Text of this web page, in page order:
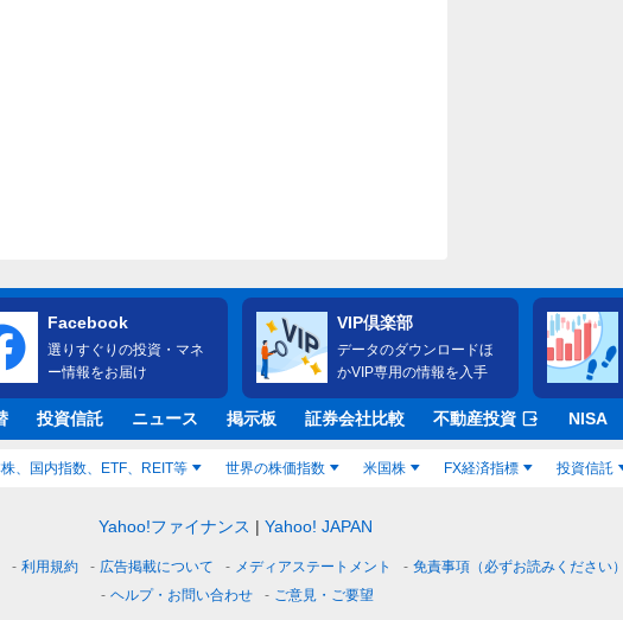
Facebook
選りすぐりの投資・マネ
ー情報をお届け
VIP倶楽部
データのダウンロードほ
かVIP専用の情報を入手
投資信託 ニュース 掲示板 証券会社比較 不動産投資 NISA
株、国内指数、ETF、REIT等 世界の株価指数 米国株 FX経済指標 投資信託
Yahoo!ファイナンス Yahoo! JAPAN
利用規約 広告掲載について メディアステートメント 免責事項（必ずお読みください）
ヘルプ・お問い合わせ
ご意見・ご要望